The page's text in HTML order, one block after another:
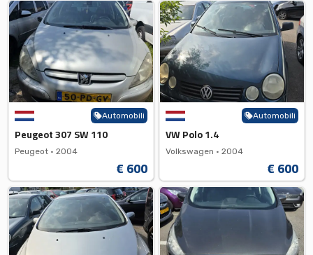
Automobili
Peugeot 307 SW 110
Peugeot • 2004
€ 600
Automobili
VW Polo 1.4
Volkswagen • 2004
€ 600